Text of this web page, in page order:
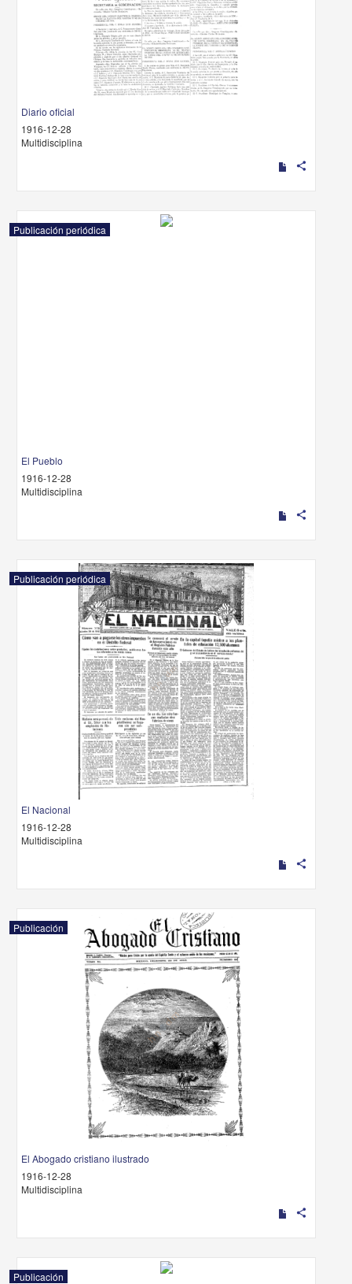
Diario oficial
1916-12-28
Multidisciplina
share
Publicación periódica
El Pueblo
1916-12-28
Multidisciplina
share
Publicación periódica
El Nacional
1916-12-28
Multidisciplina
share
Publicación
El Abogado cristiano ilustrado
1916-12-28
Multidisciplina
share
Publicación